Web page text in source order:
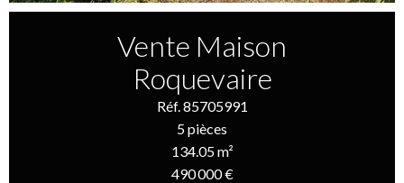
Vente Maison
Roquevaire
Réf. 85705991
5 pièces
134.05 m²
490 000 €